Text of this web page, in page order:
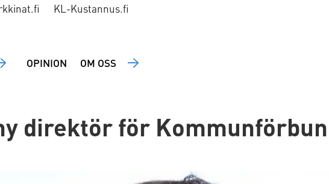
KL-Kustannus.fi
OPINION OM OSS
direktör för